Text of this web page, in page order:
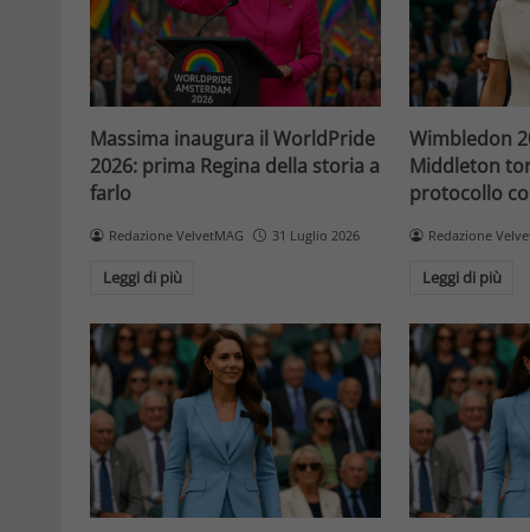
Massima inaugura il WorldPride
2026: prima Regina della storia a
farlo
Redazione VelvetMAG 31 Luglio 2026
Leggi di più
Wimbledon
Middleton
protocollo
Redazione
Leggi di più